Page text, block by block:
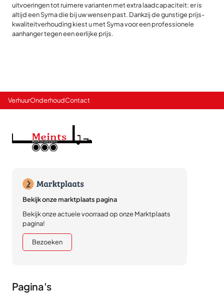
uitvoeringen tot ruimere varianten met extra laadcapaciteit: er is
altijd een Syma die bij uw wensen past. Dankzij de gunstige prijs-
kwaliteitverhouding kiest u met Syma voor een professionele
aanhanger tegen een eerlijke prijs.
VerhuurOnderhoudContact
Bekijk onze marktplaats pagina
Bekijk onze actuele voorraad op onze Marktplaats
pagina!
Bezoeken
Pagina's